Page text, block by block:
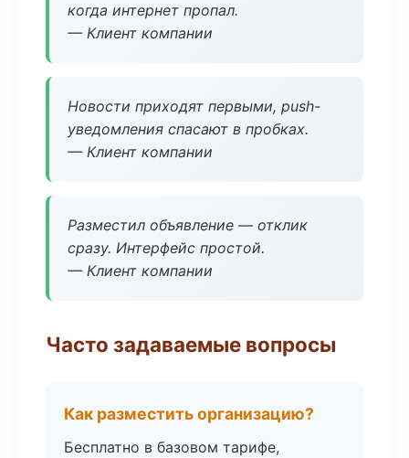
когда интернет пропал.
— Клиент компании
Новости приходят первыми, push-
уведомления спасают в пробках.
— Клиент компании
Разместил объявление — отклик
сразу. Интерфейс простой.
— Клиент компании
Часто задаваемые вопросы
Как разместить организацию?
Бесплатно в базовом тарифе,